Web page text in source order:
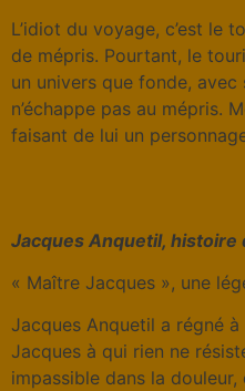
L’idiot du voyage, c’est le
de mépris. Pourtant, le
un univers que fonde,
n’échappe pas au mépris.
faisant de lui un
Jacques Anquetil, histoire
« Maître Jacques », une
Jacques Anquetil a régné
Jacques à qui rien ne
impassible dans la